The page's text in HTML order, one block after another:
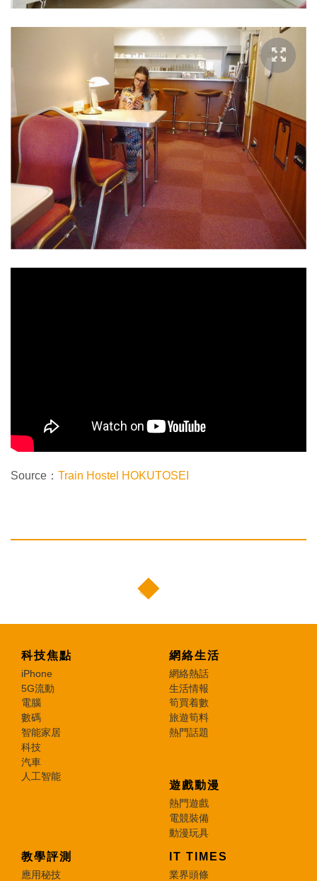
Source： Train Hostel HOKUTOSEI
科技焦點
iPhone
5G流動
電腦
數碼
智能家居
科技
汽車
人工智能
網絡生活
網絡熱話
生活情報
筍買着數
旅遊筍料
熱門話題
遊戲動漫
熱門遊戲
電競裝備
動漫玩具
教學評測
應用秘技
IT TIMES
業界頭條